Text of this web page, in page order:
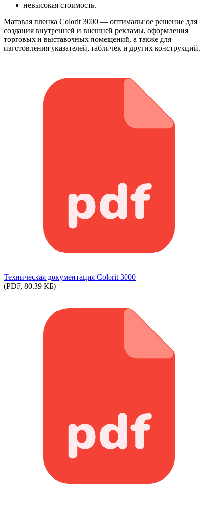
невысокая стоимость.
Матовая пленка Colorit 3000 — оптимальное решение для
создания внутренней и внешней рекламы, оформления
торговых и выставочных помещений, а также для
изготовления указателей, табличек и других конструкций.
Техническая документация Colorit 3000
(PDF, 80.39 КБ)